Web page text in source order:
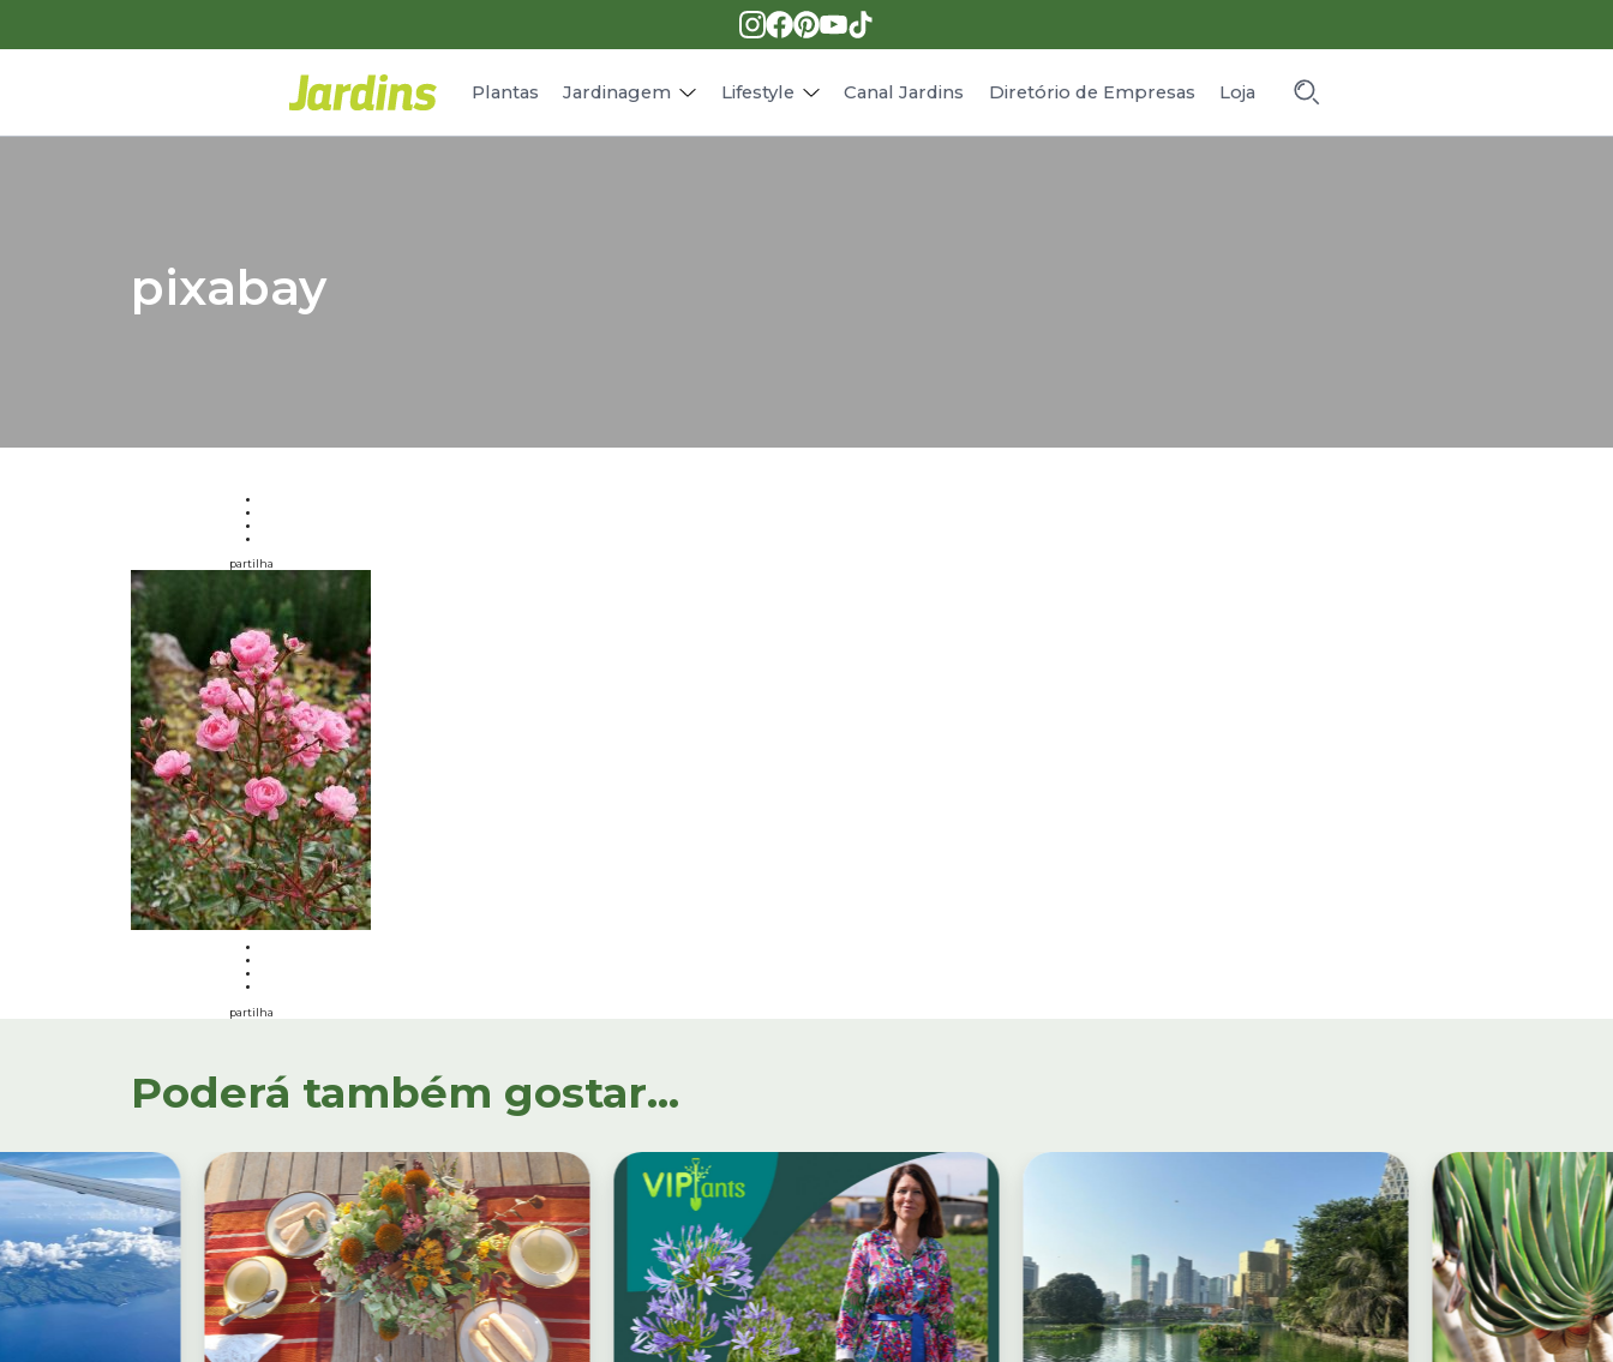
Plantas Jardinagem Lifestyle
Receitas
Canal Jardins Diretório de Empresas Loja
pixabay
partilha
partilha
Poderá também gostar...